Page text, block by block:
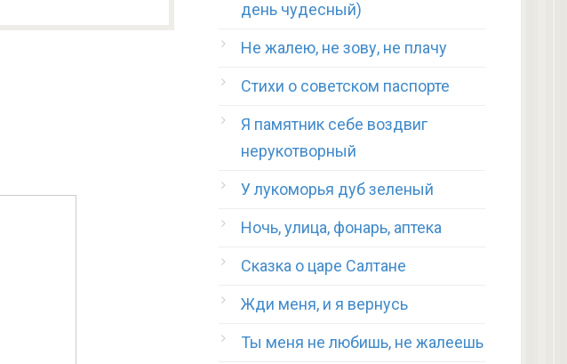
день чудесный)
Не жалею, не зову, не плачу
Стихи о советском паспорте
Я памятник себе воздвиг
нерукотворный
У лукоморья дуб зеленый
Ночь, улица, фонарь, аптека
Сказка о царе Салтане
Жди меня, и я вернусь
Ты меня не любишь, не жалеешь